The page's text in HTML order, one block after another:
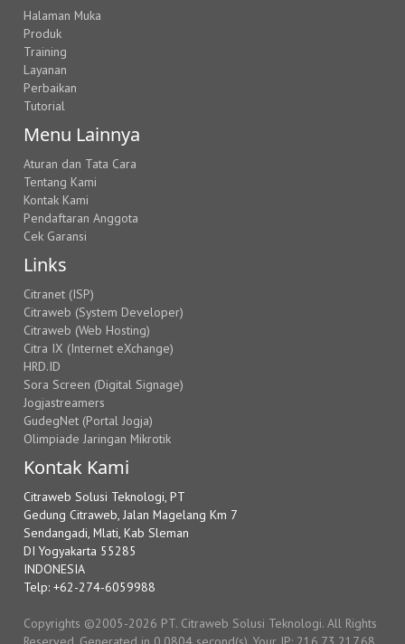
Halaman Muka
Produk
Training
Layanan
Perbaikan
Tutorial
Menu Lainnya
Aturan dan Tata Cara
Tentang Kami
Kontak Kami
Pendaftaran Anggota
Cek Garansi
Links
Citranet (ISP)
Citraweb (System Developer)
Citraweb (Web Hosting)
Citra IX (Internet eXchange)
HRD.ID
Sora Screen (Digital Signage)
Jogjastreamers
GudegNet (Portal Jogja)
Olimpiade Jaringan Mikrotik
Kontak Kami
Citraweb Solusi Teknologi, PT
Gedung Citraweb, Jalan Magelang Km 7
Sendangadi, Mlati, Kab Sleman
DI Yogyakarta 55285
INDONESIA
Telp: +62-274-6059988
Copyrights ©2005-2026 PT. Citraweb Solusi Teknologi. All Rights